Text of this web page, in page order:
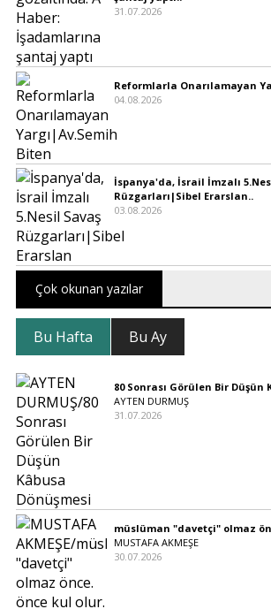
31.07.2026
Reformlarla Onarılamayan
04.08.2026
İspanya'da, İsrail İmzalı
Rüzgarları|Sibel Erarslan..
03.08.2026
Çok okunan yazılar
Bu Hafta Bu Ay
80 Sonrası Görülen Bir Düşün
AYTEN DURMUŞ
31.07.2026
müslüman "davetçi" olmaz
MUSTAFA AKMEŞE
30.07.2026